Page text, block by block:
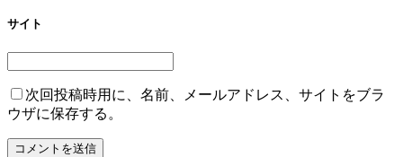
サイト
次回投稿時用に、名前、メールアドレス、サイトをブラ
ウザに保存する。